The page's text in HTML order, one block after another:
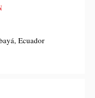
Ecuador